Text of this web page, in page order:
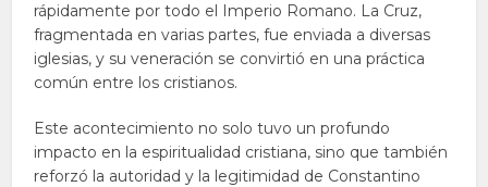
rápidamente por todo el Imperio Romano. La Cruz,
fragmentada en varias partes, fue enviada a diversas
iglesias, y su veneración se convirtió en una práctica
común entre los cristianos.
Este acontecimiento no solo tuvo un profundo
impacto en la espiritualidad cristiana, sino que también
reforzó la autoridad y la legitimidad de Constantino